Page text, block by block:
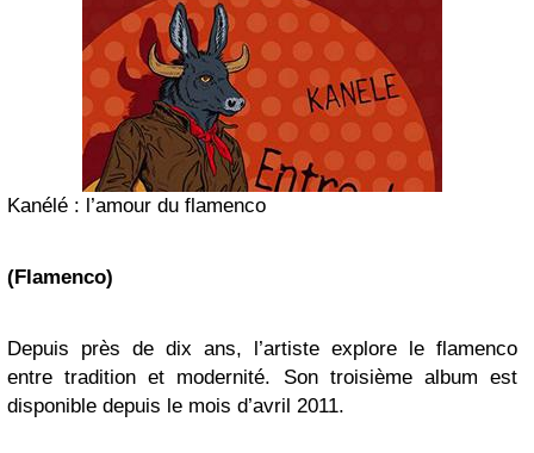
Kanélé : l’amour du flamenco
(Flamenco)
Depuis près de dix ans, l’artiste explore le flamenco
entre tradition et modernité. Son troisième album est
disponible depuis le mois d’avril 2011.